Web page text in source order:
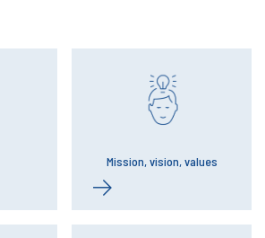
Mission, vision, values